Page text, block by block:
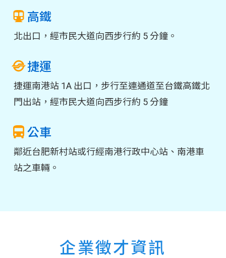
高鐵
北出口，經市民大道向西步行約 5 分鐘。
捷運
捷運南港站 1A 出口，步行至連通道至台鐵高鐵北
門出站，經市民大道向西步行約 5 分鐘
公車
鄰近台肥新村站或行經南港行政中心站、南港車
站之車輛。
企業徵才資訊